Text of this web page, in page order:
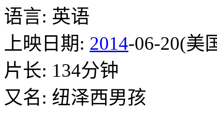
语言: 英语
上映日期: 2014-06-20(美
片长: 134分钟
又名: 纽泽西男孩